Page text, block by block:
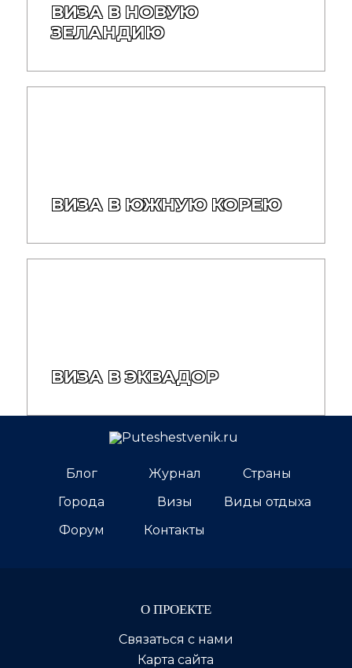
ВИЗА В НОВУЮ
ЗЕЛАНДИЮ
ВИЗА В ЮЖНУЮ КОРЕЮ
ВИЗА В ЭКВАДОР
Блог Журнал
Страны
Города
Визы
Виды отдыха
Форум
Контакты
О ПРОЕКТЕ
Связаться с нами
Карта сайта